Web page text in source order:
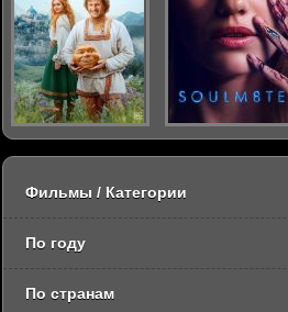
Фильмы / Категории
По году
По странам